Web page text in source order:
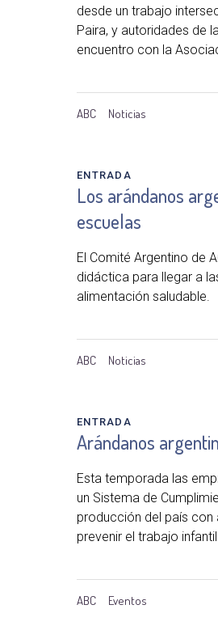
desde un trabajo
Paira, y autoridades de
encuentro con la
ABC Noticias
ENTRADA
Los arándanos
escuelas
El Comité Argentino de
didáctica para llegar a
alimentación saludable.
ABC Noticias
ENTRADA
Arándanos
Esta temporada las
un Sistema de
producción del país
prevenir el trabajo
ABC Eventos